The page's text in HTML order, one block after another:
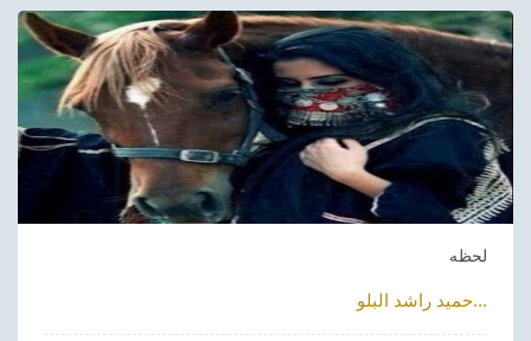
Sudani tones
لحظه
حميد راشد البلو...